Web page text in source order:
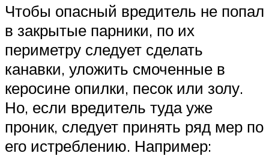
Чтобы опасный вредитель не попал
в закрытые парники, по их
периметру следует сделать
канавки, уложить смоченные в
керосине опилки, песок или золу.
Но, если вредитель туда уже
проник, следует принять ряд мер по
его истреблению. Например: